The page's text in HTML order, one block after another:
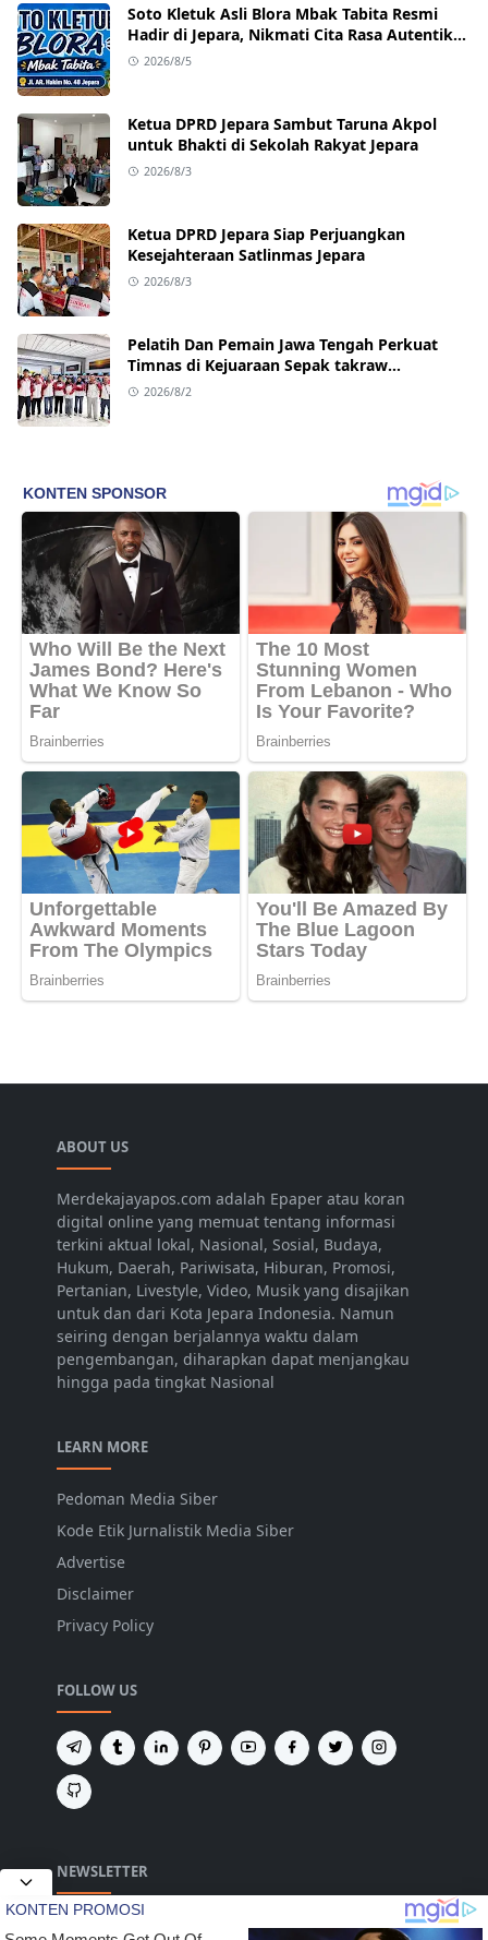
Soto Kletuk Asli Blora Mbak Tabita Resmi
Hadir di Jepara, Nikmati Cita Rasa Autentik
Mulai Rp10 Ribu
2026/8/5
Ketua DPRD Jepara Sambut Taruna Akpol
untuk Bhakti di Sekolah Rakyat Jepara
2026/8/3
Ketua DPRD Jepara Siap Perjuangkan
Kesejahteraan Satlinmas Jepara
2026/8/3
Pelatih Dan Pemain Jawa Tengah Perkuat
Timnas di Kejuaraan Sepak takraw
Internasional
2026/8/2
ABOUT US
Merdekajayapos.com adalah Epaper atau koran
digital online yang memuat tentang informasi
terkini aktual lokal, Nasional, Sosial, Budaya,
Hukum, Daerah, Pariwisata, Hiburan, Promosi,
Pertanian, Livestyle, Video, Musik yang disajikan
untuk dan dari Kota Jepara Indonesia. Namun
seiring dengan berjalannya waktu dalam
pengembangan, diharapkan dapat menjangkau
hingga pada tingkat Nasional
LEARN MORE
Pedoman Media Siber
Kode Etik Jurnalistik Media Siber
Advertise
Disclaimer
Privacy Policy
FOLLOW US
NEWSLETTER
Tetap terhubung untuk mendapatkan berita